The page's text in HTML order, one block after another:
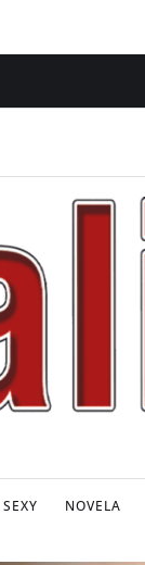
NOVELA